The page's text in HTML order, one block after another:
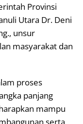
Provinsi
Utara Dr. Deni
unsur
masyarakat dan
proses
panjang
mampu
serta